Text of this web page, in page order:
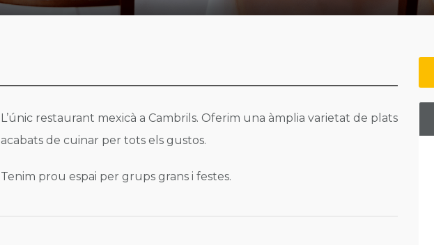
L’únic restaurant mexicà a Cambrils. Oferim una àmplia varietat de plats
acabats de cuinar per tots els gustos.
Tenim prou espai per grups grans i festes.